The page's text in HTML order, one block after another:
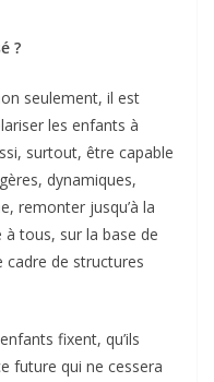
?
seulement, il est
les enfants à
surtout, être capable
dynamiques,
remonter jusqu’à la
tous, sur la base de
cadre de structures
fixent, qu’ils
future qui ne cessera